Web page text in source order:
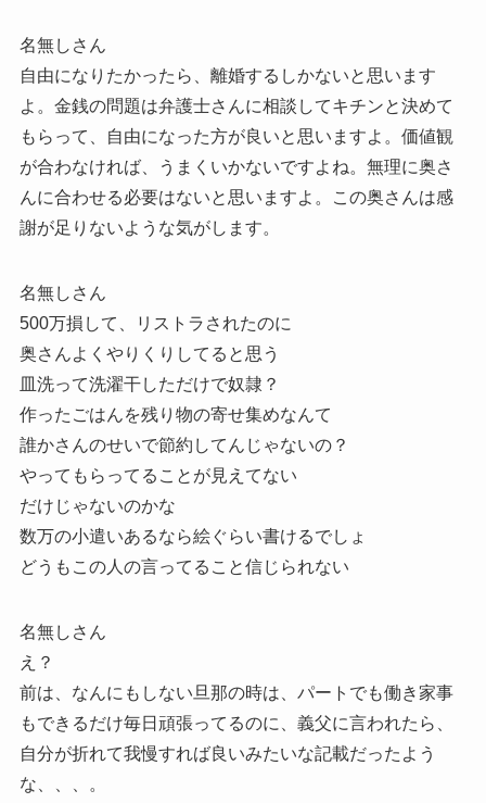
名無しさん
自由になりたかったら、離婚するしかないと思います
よ。金銭の問題は弁護士さんに相談してキチンと決めて
もらって、自由になった方が良いと思いますよ。価値観
が合わなければ、うまくいかないですよね。無理に奥さ
んに合わせる必要はないと思いますよ。この奥さんは感
謝が足りないような気がします。
名無しさん
500万損して、リストラされたのに
奥さんよくやりくりしてると思う
皿洗って洗濯干しただけで奴隷？
作ったごはんを残り物の寄せ集めなんて
誰かさんのせいで節約してんじゃないの？
やってもらってることが見えてない
だけじゃないのかな
数万の小遣いあるなら絵ぐらい書けるでしょ
どうもこの人の言ってること信じられない
名無しさん
え？
前は、なんにもしない旦那の時は、パートでも働き家事
もできるだけ毎日頑張ってるのに、義父に言われたら、
自分が折れて我慢すれば良いみたいな記載だったよう
な、、、。